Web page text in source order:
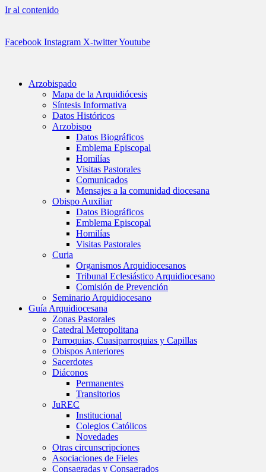
Ir al contenido
Facebook Instagram X-twitterYoutube
Arzobispado
Mapa de la Arquidiócesis
Síntesis Informativa
Datos Históricos
Arzobispo
Datos Biográficos
Emblema Episcopal
Homilías
Visitas Pastorales
Comunicados
Mensajes a la comunidad diocesana
Obispo Auxiliar
Datos Biográficos
Emblema Episcopal
Homilías
Visitas Pastorales
Curia
Organismos Arquidiocesanos
Tribunal Eclesiástico Arquidiocesano
Comisión de Prevención
Seminario Arquidiocesano
Guía Arquidiocesana
Zonas Pastorales
Catedral Metropolitana
Parroquias, Cuasiparroquias y Capillas
Obispos Anteriores
Sacerdotes
Diáconos
Permanentes
Transitorios
JuREC
Institucional
Colegios Católicos
Novedades
Otras circunscripciones
Asociaciones de Fieles
Consagradas y Consagrados